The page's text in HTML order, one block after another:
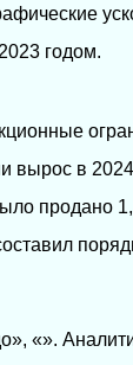
годом.
вырос в
продано
«».